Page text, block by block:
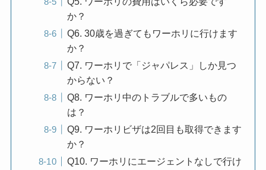
か？
Q6. 30歳を過ぎてもワーホリに行けます
か？
Q7. ワーホリで「ジャパレス」しか見つ
からない？
Q8. ワーホリ中のトラブルで多いもの
は？
Q9. ワーホリビザは2回目も取得できます
か？
Q10. ワーホリにエージェントなしで行け